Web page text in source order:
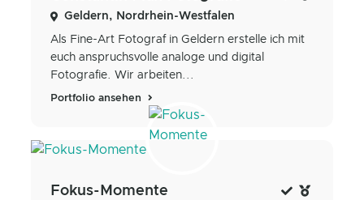
Geldern, Nordrhein-Westfalen
Als Fine-Art Fotograf in Geldern erstelle ich mit
euch anspruchsvolle analoge und digital
Fotografie. Wir arbeiten...
Portfolio ansehen
Fokus-Momente